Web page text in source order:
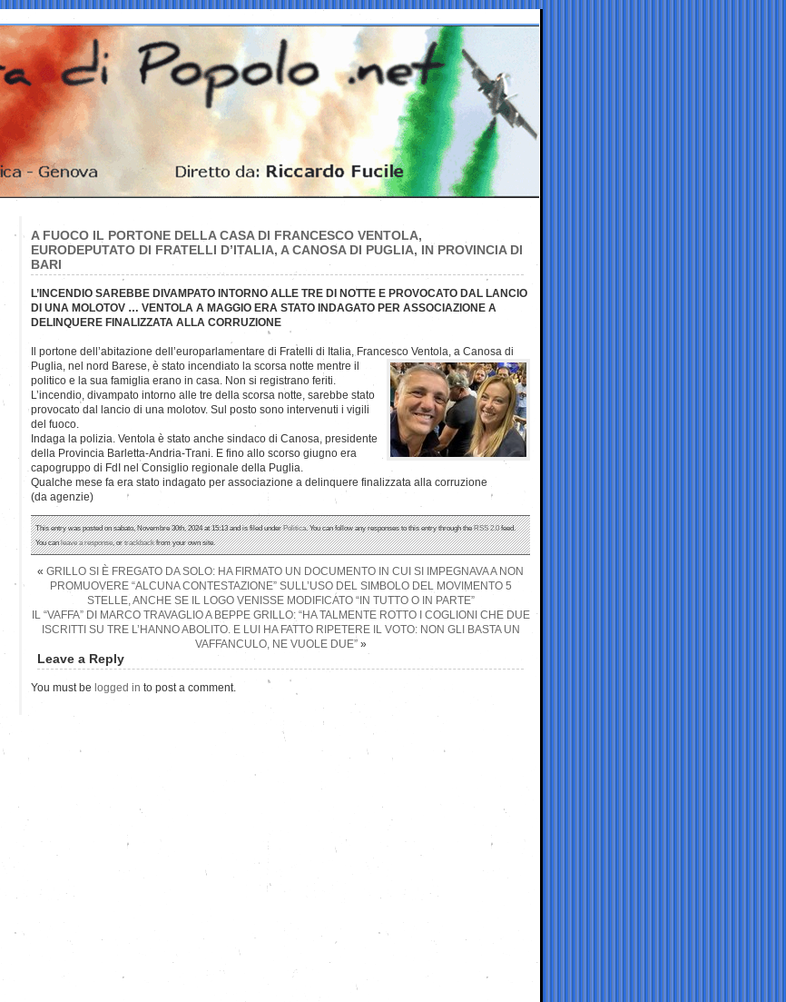
A FUOCO IL PORTONE DELLA CASA DI FRANCESCO VENTOLA,
EURODEPUTATO DI FRATELLI D’ITALIA, A CANOSA DI PUGLIA, IN PROVINCIA DI
BARI
L’INCENDIO SAREBBE DIVAMPATO INTORNO ALLE TRE DI NOTTE E PROVOCATO DAL LANCIO
DI UNA MOLOTOV … VENTOLA A MAGGIO ERA STATO INDAGATO PER ASSOCIAZIONE A
DELINQUERE FINALIZZATA ALLA CORRUZIONE
Il portone dell’abitazione dell’europarlamentare di Fratelli di Italia, Francesco Ventola, a Canosa di
Puglia, nel nord Barese, è stato incendiato la scorsa notte mentre il
politico e la sua famiglia erano in casa. Non si registrano feriti.
L’incendio, divampato intorno alle tre della scorsa notte, sarebbe stato
provocato dal lancio di una molotov. Sul posto sono intervenuti i vigili
del fuoco.
Indaga la polizia. Ventola è stato anche sindaco di Canosa, presidente
della Provincia Barletta-Andria-Trani. E fino allo scorso giugno era
capogruppo di FdI nel Consiglio regionale della Puglia.
Qualche mese fa era stato indagato per associazione a delinquere finalizzata alla corruzione
(da agenzie)
This entry was posted on sabato, Novembre 30th, 2024 at 15:13 and is filed underPolitica. You can follow any responses to this entry through theRSS 2.0feed.
You canleave a response, ortrackbackfrom your own site.
« GRILLO SI È FREGATO DA SOLO: HA FIRMATO UN DOCUMENTO IN CUI SI IMPEGNAVA A NON
PROMUOVERE “ALCUNA CONTESTAZIONE” SULL’USO DEL SIMBOLO DEL MOVIMENTO 5
STELLE, ANCHE SE IL LOGO VENISSE MODIFICATO “IN TUTTO O IN PARTE”
IL “VAFFA” DI MARCO TRAVAGLIO A BEPPE GRILLO: “HA TALMENTE ROTTO I COGLIONI CHE DUE
ISCRITTI SU TRE L’HANNO ABOLITO. E LUI HA FATTO RIPETERE IL VOTO: NON GLI BASTA UN
VAFFANCULO, NE VUOLE DUE”»
Leave a Reply
You must be logged in to post a comment.